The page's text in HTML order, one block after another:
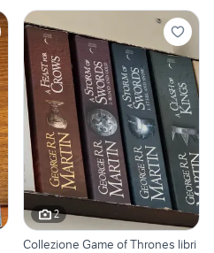
2
Collezione Game of Thrones libri